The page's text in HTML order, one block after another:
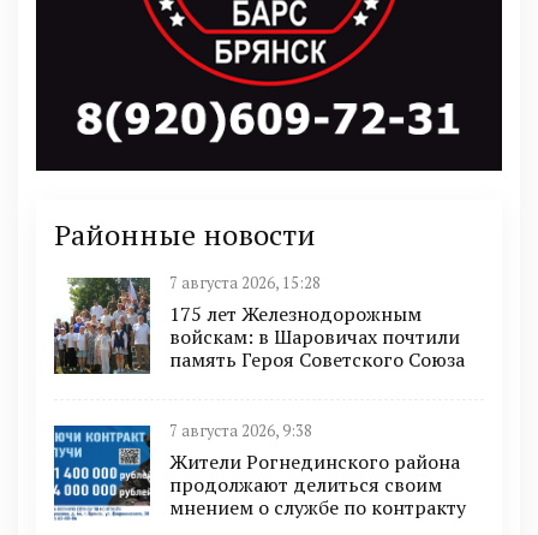
Районные новости
7 августа 2026, 15:28
175 лет Железнодорожным
войскам: в Шаровичах почтили
память Героя Советского Союза
7 августа 2026, 9:38
Жители Рогнединского района
продолжают делиться своим
мнением о службе по контракту